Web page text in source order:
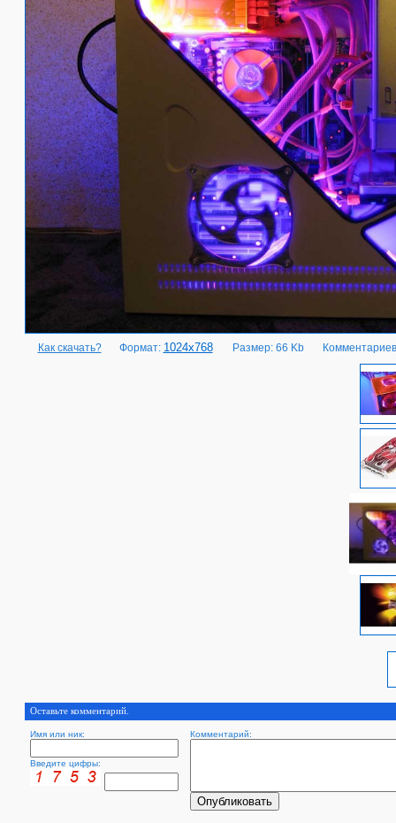
Как скачать? Формат: 1024x768 Размер: 66 Kb
Оставьте комментарий.
Имя или ник: Комментарий:
Введите цифры: